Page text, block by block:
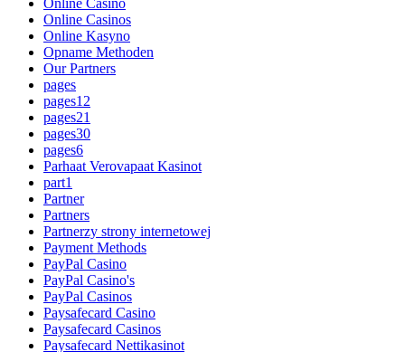
Online Casino
Online Casinos
Online Kasyno
Opname Methoden
Our Partners
pages
pages12
pages21
pages30
pages6
Parhaat Verovapaat Kasinot
part1
Partner
Partners
Partnerzy strony internetowej
Payment Methods
PayPal Casino
PayPal Casino's
PayPal Casinos
Paysafecard Casino
Paysafecard Casinos
Paysafecard Nettikasinot